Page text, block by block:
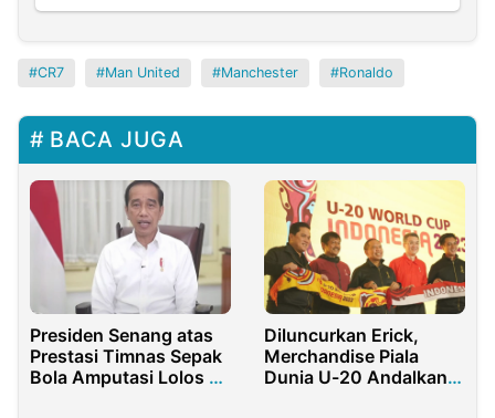
CR7 Man United Manchester Ronaldo
BACA JUGA
Presiden Senang atas
Prestasi Timnas Sepak
Bola Amputasi Lolos ke
Diluncurkan Erick,
Merchandise Piala
Dunia U-20 Andalkan